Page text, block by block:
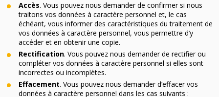
Accès. Vous pouvez nous demander de confirmer si nous
traitons vos données à caractère personnel et, le cas
échéant, vous informer des caractéristiques du traitement de
vos données à caractère personnel, vous permettre d’y
accéder et en obtenir une copie.
Rectification. Vous pouvez nous demander de rectifier ou
compléter vos données à caractère personnel si elles sont
incorrectes ou incomplètes.
Effacement. Vous pouvez nous demander d’effacer vos
données à caractère personnel dans les cas suivants :